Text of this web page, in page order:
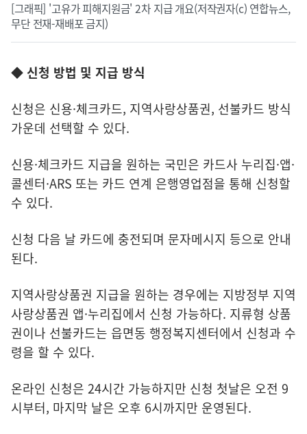
[그래픽] '고유가 피해지원금' 2차 지급 개요(저작권자(c) 연합뉴스,
무단 전재-재배포 금지)
◆ 신청 방법 및 지급 방식
신청은 신용·체크카드, 지역사랑상품권, 선불카드 방식
가운데 선택할 수 있다.
신용·체크카드 지급을 원하는 국민은 카드사 누리집·앱·
콜센터·ARS 또는 카드 연계 은행영업점을 통해 신청할
수 있다.
신청 다음 날 카드에 충전되며 문자메시지 등으로 안내
된다.
지역사랑상품권 지급을 원하는 경우에는 지방정부 지역
사랑상품권 앱·누리집에서 신청 가능하다. 지류형 상품
권이나 선불카드는 읍면동 행정복지센터에서 신청과 수
령을 할 수 있다.
온라인 신청은 24시간 가능하지만 신청 첫날은 오전 9
시부터, 마지막 날은 오후 6시까지만 운영된다.